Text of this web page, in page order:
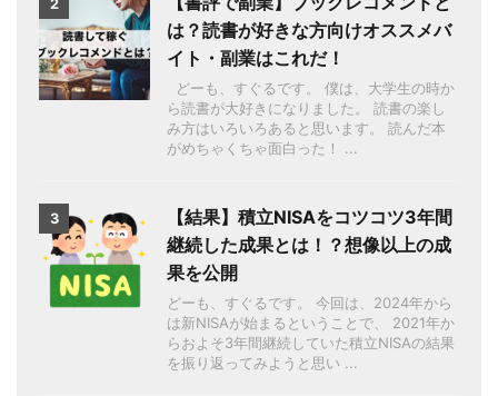
2
は？読書が好きな方向けオススメバ
イト・副業はこれだ！
どーも、すぐるです。 僕は、大学生の時か
ら読書が大好きになりました。 読書の楽し
み方はいろいろあると思います。 読んだ本
がめちゃくちゃ面白った！ ...
3
【結果】積立NISAをコツコツ3年間
継続した成果とは！？想像以上の成
果を公開
どーも、すぐるです。 今回は、2024年から
は新NISAが始まるということで、 2021年か
らおよそ3年間継続していた積立NISAの結果
を振り返ってみようと思い ...